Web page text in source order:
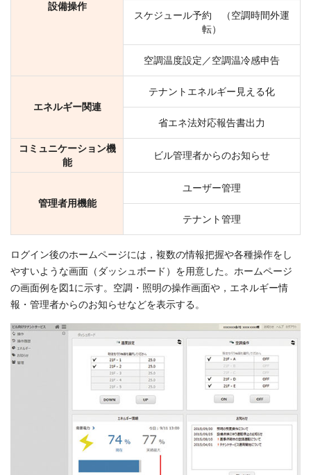
設備操作
スケジュール予約 （空調時間外運
転）
空調温度設定／空調温冷感申告
エネルギー関連
テナントエネルギー見える化
省エネ法対応報告書出力
コミュニケーション機
能
ビル管理者からのお知らせ
管理者用機能
ユーザー管理
テナント管理
ログイン後のホームページには，複数の情報把握や各種操作をし
やすいような画面（ダッシュボード）を用意した。ホームページ
の画面例を図1に示す。空調・照明の操作画面や，エネルギー情
報・管理者からのお知らせなどを表示する。